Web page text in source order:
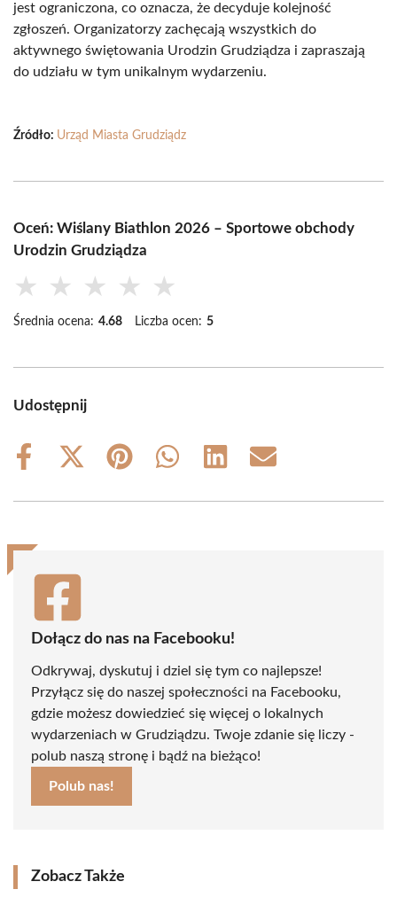
jest ograniczona, co oznacza, że decyduje kolejność
zgłoszeń. Organizatorzy zachęcają wszystkich do
aktywnego świętowania Urodzin Grudziądza i zapraszają
do udziału w tym unikalnym wydarzeniu.
Źródło: Urząd Miasta Grudziądz
Oceń: Wiślany Biathlon 2026 – Sportowe obchody
Urodzin Grudziądza
★ ★ ★ ★ ★
Średnia ocena: 4.68 Liczba ocen: 5
Udostępnij
Share
Share
(Twitter)
Share
Share
Share
Share
Dołącz do nas na Facebooku!
Odkrywaj, dyskutuj i dziel się tym co najlepsze!
Przyłącz się do naszej społeczności na Facebooku,
gdzie możesz dowiedzieć się więcej o lokalnych
wydarzeniach w Grudziądzu. Twoje zdanie się liczy -
polub naszą stronę i bądź na bieżąco!
Polub nas!
Zobacz Także